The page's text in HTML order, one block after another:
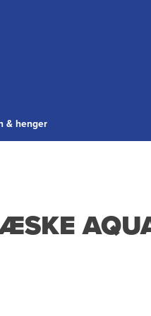
& henger